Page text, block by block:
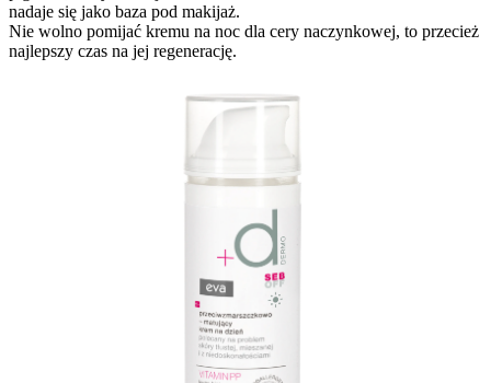
nadaje się jako baza pod makijaż.
Nie wolno pomijać kremu na noc dla cery naczynkowej, to przecież
najlepszy czas na jej regenerację.